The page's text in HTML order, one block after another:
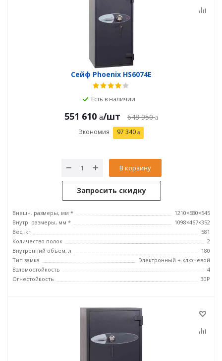
Сейф Phoenix HS6074E
Есть в наличии
551 610 /шт 648 950
Экономия 97 340
В корзину
Запросить скидку
Внешн. размеры, мм *
1210×580×545
Внутр. размеры, мм *
1098×467×352
Вес, кг
581
Количество полок
2
Внутренний объем, л
180
Тип замка
Электронный + ключевой
Взломостойкость
4
Огнестойкость
30P